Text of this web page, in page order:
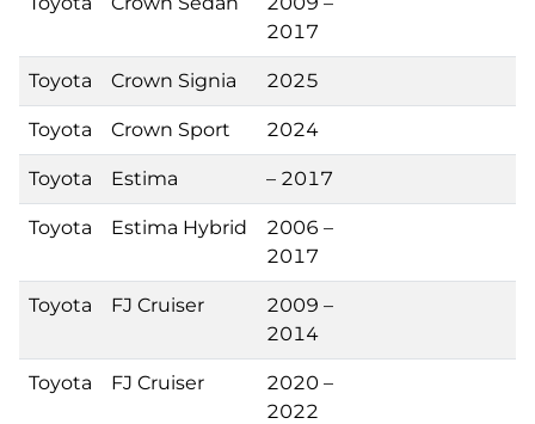
2017
Toyota Crown Signia 2025
Toyota Crown Sport 2024
Toyota Estima – 2017
Toyota Estima Hybrid
2006 –
2017
Toyota FJ Cruiser
2009 –
2014
Toyota FJ Cruiser
2020 –
2022